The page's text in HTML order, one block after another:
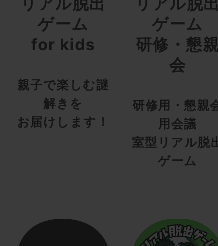
ゲーム
for kids
親子で楽しむ謎
解きを
お届けします！
ゲーム
研修・懇
会
研修用・懇親
用会議
室型リアル脱
ゲーム